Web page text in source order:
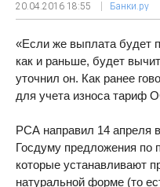
20.04.2016 18:55 Банки.ру
«Если же выплата будет
как и раньше, будет
уточнил он. Как ранее
для учета износа тариф
РСА направил 14 апреля
Госдуму предложения по
которые устанавливают
натуральной форме (то